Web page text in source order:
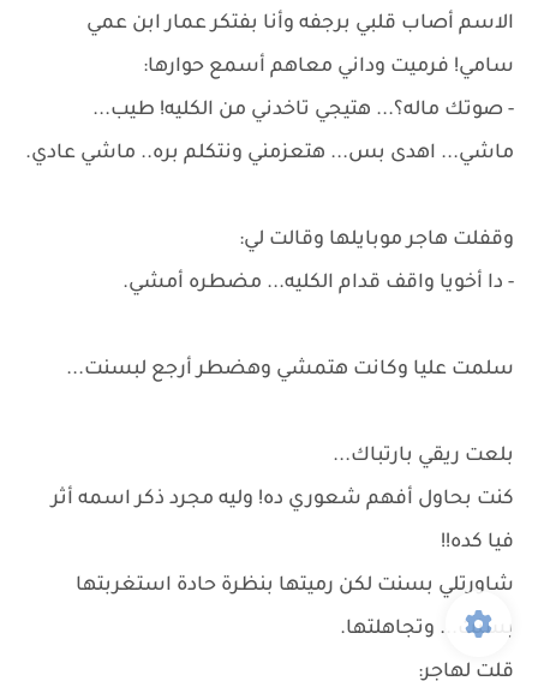
الاسم أصاب قلبي برجفه وأنا بفتكر عمار ابن عمي
سامي! فرميت وداني معاهم أسمع حوارها:
- صوتك ماله؟... هتيجي تاخدني من الكليه! طيب...
ماشي... اهدى بس... هتعزمني ونتكلم بره.. ماشي عادي.
وقفلت هاجر موبايلها وقالت لي:
- دا أخويا واقف قدام الكليه... مضطره أمشي.
سلمت عليا وكانت هتمشي وهضطر أرجع لبسنت...
بلعت ريقي بارتباك...
كنت بحاول أفهم شعوري ده! وليه مجرد ذكر اسمه أثر
فيا كده!!
شاورتلي بسنت لكن رميتها بنظرة حادة استغربتها
بسنت... وتجاهلتها.
قلت لهاجر: